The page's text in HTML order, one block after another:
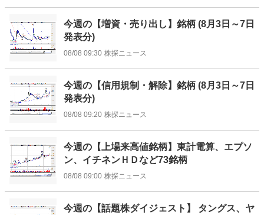
今週の【増資・売り出し】銘柄 (8月3日～7日
発表分)
08/08 09:30 株探ニュース
今週の【信用規制・解除】銘柄 (8月3日～7日
発表分)
08/08 09:20 株探ニュース
今週の【上場来高値銘柄】東計電算、エプソ
ン、イチネンＨＤなど73銘柄
08/08 09:00 株探ニュース
今週の【話題株ダイジェスト】 タングス、ヤ